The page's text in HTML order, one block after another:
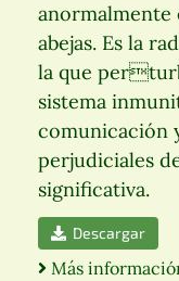
anormalmente
abejas. Es la
la que
sistema
comunicación
perjudiciales
significativa.
Descargar
Más